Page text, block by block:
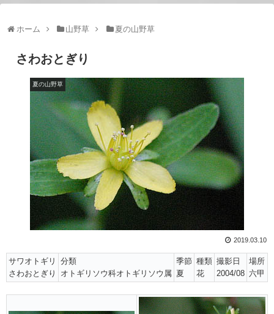
ホーム 山野草 夏の山野草
さわおとぎり
夏の山野草
2019.03.10
サワオトギリ
さわおとぎり
分類
オトギリソウ科オトギリソウ属
季節
夏
種類
花
撮影日
2004/08
場所
六甲